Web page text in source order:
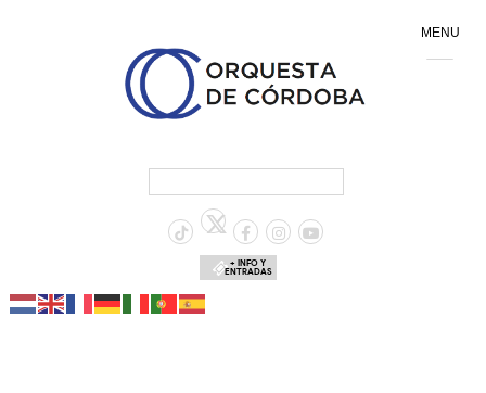
+ INFO Y
ENTRADAS
MENU